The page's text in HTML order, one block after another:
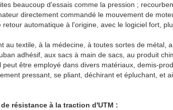
beaucoup d'essais comme la pression ;
directement commandé le mouvement de
automatique à l'origine, avec le logiciel fort,
au textile, à la médecine, à toutes sortes de métal,
adhésif, aux sacs à main de sacs, au produit
être employé dans divers matériaux, demis-
pressant, se pliant, déchirant et épluchant, et
résistance à la traction d'UTM :